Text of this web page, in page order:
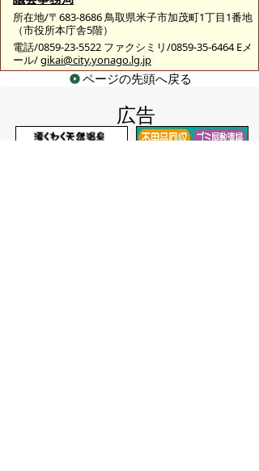
所在地/〒683-8686 鳥取県米子市加茂町1丁目1番地
（市役所本庁舎5階）
電話/0859-23-5522 ファクシミリ/0859-35-6464 Eメ
ール/gikai@city.yonago.lg.jp
ページの先頭へ戻る
広告